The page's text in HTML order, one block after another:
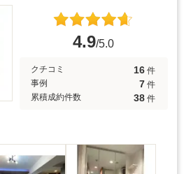
4.9/5.0
クチコミ 16 件
事例
7 件
累積成約件数
38 件